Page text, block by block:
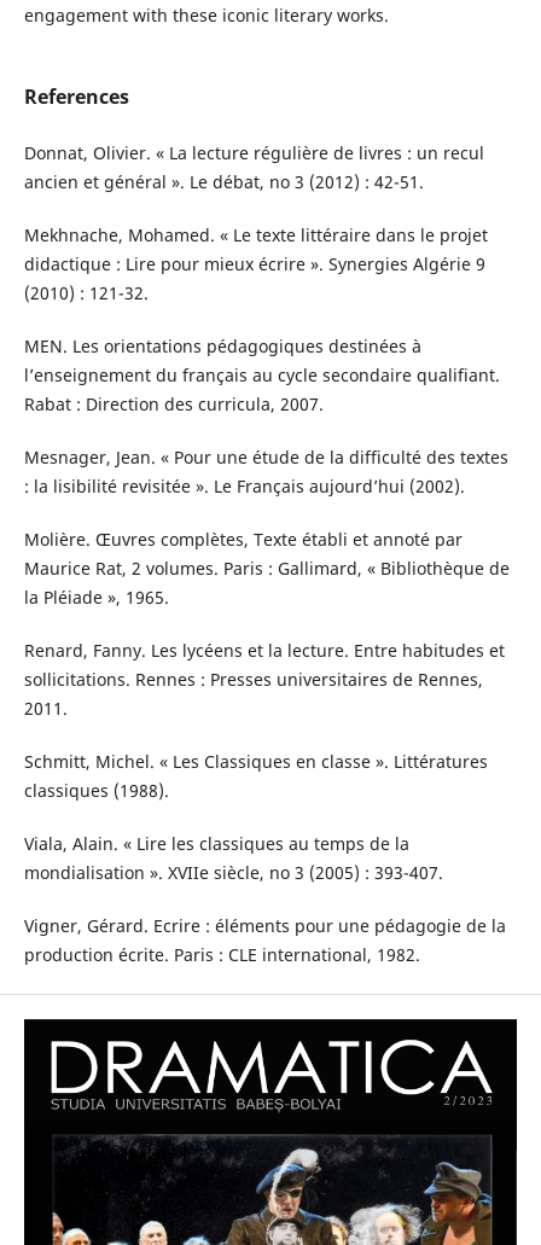
engagement with these iconic literary works.
References
Donnat, Olivier. « La lecture régulière de livres : un recul
ancien et général ». Le débat, no 3 (2012) : 42-51.
Mekhnache, Mohamed. « Le texte littéraire dans le projet
didactique : Lire pour mieux écrire ». Synergies Algérie 9
(2010) : 121-32.
MEN. Les orientations pédagogiques destinées à
l’enseignement du français au cycle secondaire qualifiant.
Rabat : Direction des curricula, 2007.
Mesnager, Jean. « Pour une étude de la difficulté des textes
: la lisibilité revisitée ». Le Français aujourd’hui (2002).
Molière. Œuvres complètes, Texte établi et annoté par
Maurice Rat, 2 volumes. Paris : Gallimard, « Bibliothèque de
la Pléiade », 1965.
Renard, Fanny. Les lycéens et la lecture. Entre habitudes et
sollicitations. Rennes : Presses universitaires de Rennes,
2011.
Schmitt, Michel. « Les Classiques en classe ». Littératures
classiques (1988).
Viala, Alain. « Lire les classiques au temps de la
mondialisation ». XVIIe siècle, no 3 (2005) : 393-407.
Vigner, Gérard. Ecrire : éléments pour une pédagogie de la
production écrite. Paris : CLE international, 1982.